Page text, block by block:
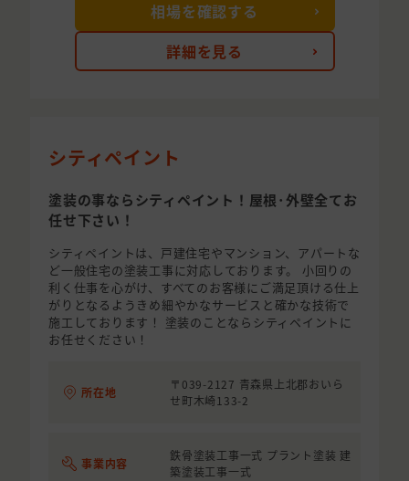
詳細を見る
相場を確認する
シティペイント
塗装の事ならシティペイント！屋根･外壁全てお
任せ下さい！
シティペイントは、戸建住宅やマンション、アパートな
ど一般住宅の塗装工事に対応しております。 小回りの
利く仕事を心がけ、すべてのお客様にご満足頂ける仕上
がりとなるようきめ細やかなサービスと確かな技術で
施工しております！ 塗装のことならシティペイントに
お任せください！
所在地
〒039-2127 青森県上北郡おいら
せ町木崎133-2
事業内容
鉄骨塗装工事一式 プラント塗装 建
築塗装工事一式